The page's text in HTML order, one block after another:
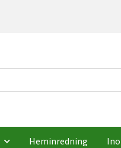
Heminredning